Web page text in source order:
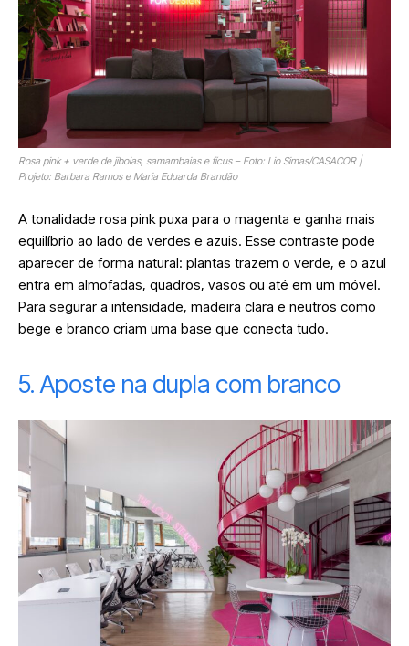
Rosa pink + verde de jiboias, samambaias e fícus – Foto: Lio Simas/CASACOR |
Projeto: Barbara Ramos e Maria Eduarda Brandão
A tonalidade rosa pink puxa para o magenta e ganha mais
equilíbrio ao lado de verdes e azuis. Esse contraste pode
aparecer de forma natural: plantas trazem o verde, e o azul
entra em almofadas, quadros, vasos ou até em um móvel.
Para segurar a intensidade, madeira clara e neutros como
bege e branco criam uma base que conecta tudo.
5. Aposte na dupla com branco